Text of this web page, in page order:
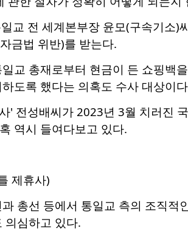
교 전 세계본부장 윤모(구속기소
금법 위반)를 받는다.
교 총재로부터 현금이 든 쇼핑백
도록 했다는 의혹도 수사 대상이
' 전성배씨가 2023년 3월 치러진
역시 들여다보고 있다.
제휴사)
총선 등에서 통일교 측의 조직
의심하고 있다.